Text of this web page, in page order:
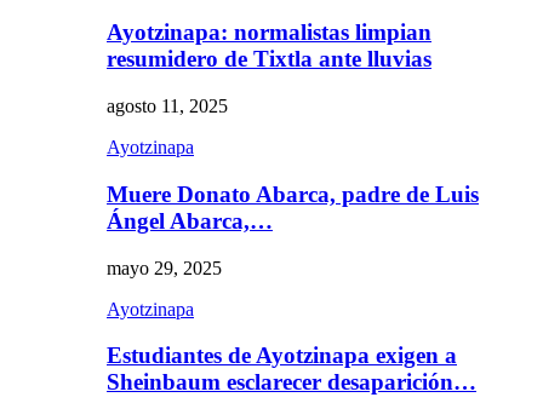
Ayotzinapa: normalistas limpian
resumidero de Tixtla ante lluvias
agosto 11, 2025
Ayotzinapa
Muere Donato Abarca, padre de Luis
Ángel Abarca,…
mayo 29, 2025
Ayotzinapa
Estudiantes de Ayotzinapa exigen a
Sheinbaum esclarecer desaparición…